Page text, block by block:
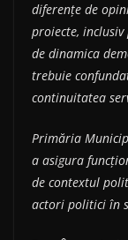
diferențe de
proiecte,
de dinamica
trebuie
continuitatea
Primăria
a asigura
de contextul
actori politici în